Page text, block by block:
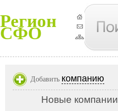
Регион
СФО
Добавить компанию
Новые компании